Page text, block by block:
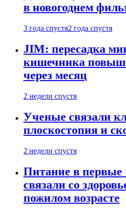
в новогоднем
3 года спустя2 года спустя
JIM: пересадка
кишечника
через месяц
2 недели спустя
Ученые связали
плоскостопия и
2 недели спустя
Питание в первые
связали со
пожилом возрасте